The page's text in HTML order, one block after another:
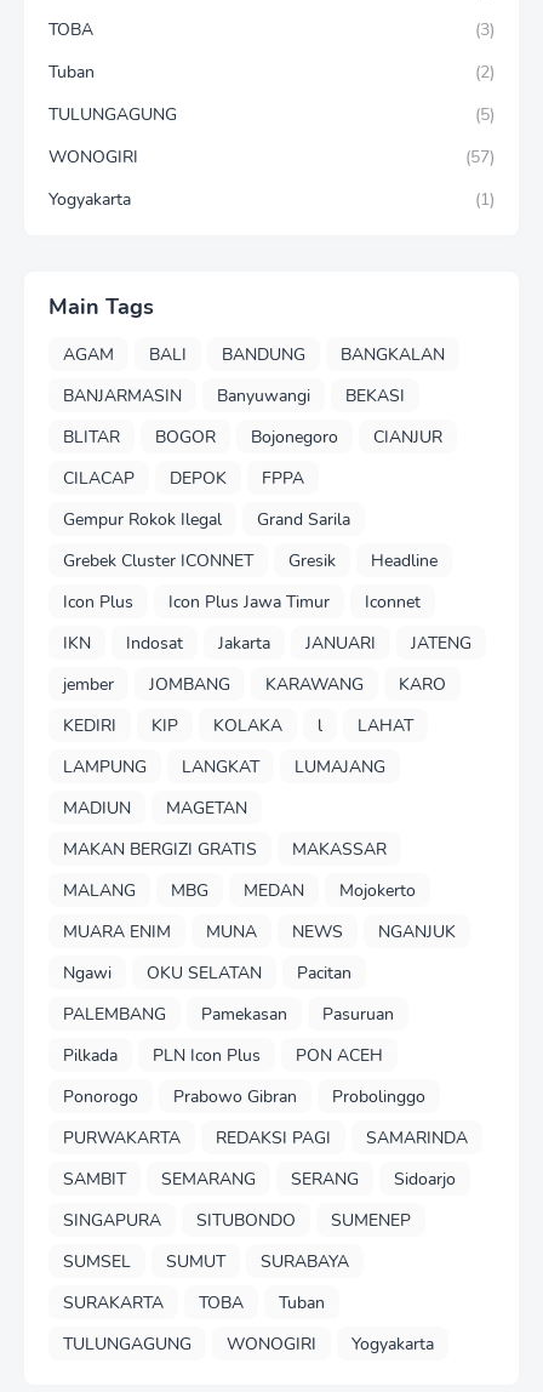
TOBA
(3)
Tuban
(2)
TULUNGAGUNG
(5)
WONOGIRI
(57)
Yogyakarta
(1)
Main Tags
AGAM BALI BANDUNG
BANGKALAN
BANJARMASIN
Banyuwangi
BEKASI
BLITAR
BOGOR Bojonegoro
CIANJUR
CILACAP
DEPOK
FPPA
Gempur Rokok Ilegal
Grand Sarila
Grebek Cluster ICONNET
Gresik
Headline
Icon Plus
Icon Plus Jawa Timur
Iconnet
IKN
Indosat Jakarta JANUARI
JATENG
jember
JOMBANG KARAWANG
KARO
KEDIRI
KIP KOLAKA l
LAHAT
LAMPUNG
LANGKAT
LUMAJANG
MADIUN
MAGETAN
MAKAN BERGIZI GRATIS
MAKASSAR
MALANG
MBG MEDAN
Mojokerto
MUARA ENIM
MUNA NEWS
NGANJUK
Ngawi
OKU SELATAN
Pacitan
PALEMBANG
Pamekasan
Pasuruan
Pilkada
PLN Icon Plus
PON ACEH
Ponorogo
Prabowo Gibran
Probolinggo
PURWAKARTA
REDAKSI PAGI
SAMARINDA
SAMBIT
SEMARANG SERANG
Sidoarjo
SINGAPURA
SITUBONDO
SUMENEP
SUMSEL
SUMUT
SURABAYA
SURAKARTA
TOBA
Tuban
TULUNGAGUNG
WONOGIRI Yogyakarta